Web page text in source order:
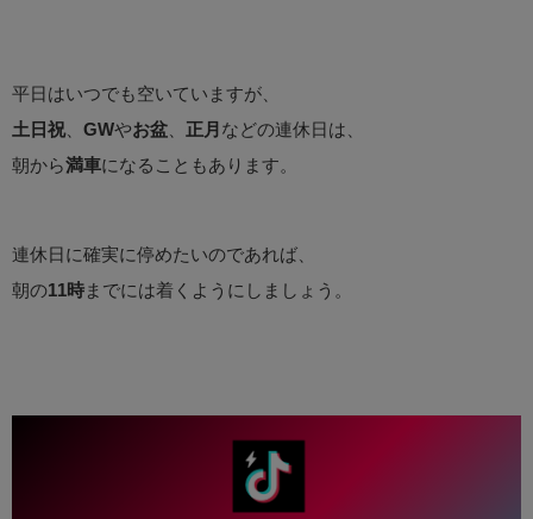
平日はいつでも空いていますが、
土日祝、 GWやお盆 正月 などの連休日は、
朝から満車になることもあります。
連休日に確実に停めたいのであれば、
朝の11時 までには着くようにしましょう。